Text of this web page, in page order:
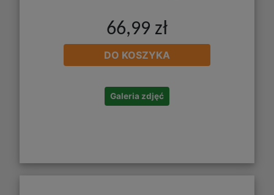
66,99 zł
DO KOSZYKA
Galeria zdjęć